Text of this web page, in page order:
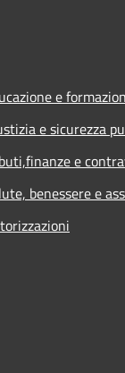
e
e sicurezza
e
benessere e